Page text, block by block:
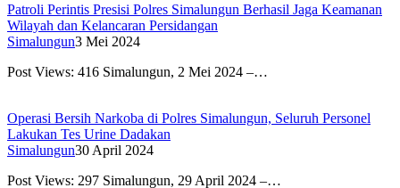
Patroli Perintis Presisi Polres Simalungun Berhasil Jaga Keamanan
Wilayah dan Kelancaran Persidangan
Simalungun3 Mei 2024
Post Views: 416 Simalungun, 2 Mei 2024 –…
Operasi Bersih Narkoba di Polres Simalungun, Seluruh Personel
Lakukan Tes Urine Dadakan
Simalungun30 April 2024
Post Views: 297 Simalungun, 29 April 2024 –…